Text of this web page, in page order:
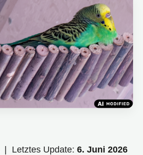
| Letztes Update: 6. Juni 2026